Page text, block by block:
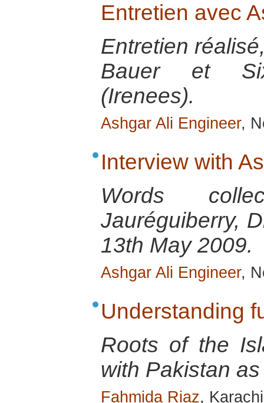
Entretien avec
Entretien
Bauer et
(Irenees).
Ashgar Ali Engineer,
Interview with
Words
Jauréguiberry,
13th May 2009.
Ashgar Ali Engineer,
Understanding
Roots of the
with Pakistan
Fahmida Riaz,